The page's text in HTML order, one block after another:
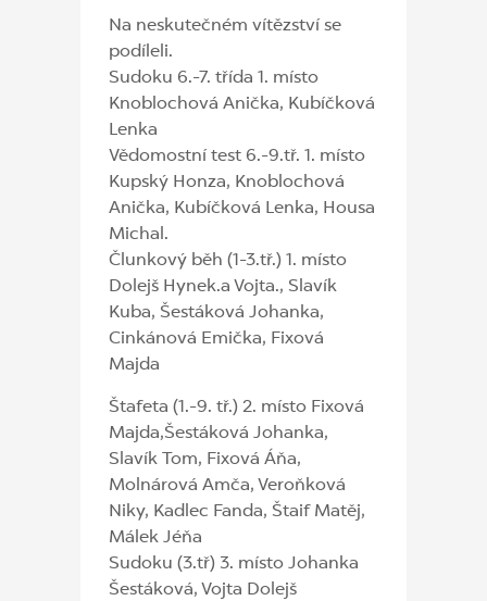
Na neskutečném vítězství se
podíleli.
Sudoku 6.-7. třída 1. místo
Knoblochová Anička, Kubíčková
Lenka
Vědomostní test 6.-9.tř. 1. místo
Kupský Honza, Knoblochová
Anička, Kubíčková Lenka, Housa
Michal.
Člunkový běh (1-3.tř.) 1. místo
Dolejš Hynek.a Vojta., Slavík
Kuba, Šestáková Johanka,
Cinkánová Emička, Fixová
Majda
Štafeta (1.-9. tř.) 2. místo Fixová
Majda,Šestáková Johanka,
Slavík Tom, Fixová Áňa,
Molnárová Amča, Veroňková
Niky, Kadlec Fanda, Štaif Matěj,
Málek Jéňa
Sudoku (3.tř) 3. místo Johanka
Šestáková, Vojta Dolejš